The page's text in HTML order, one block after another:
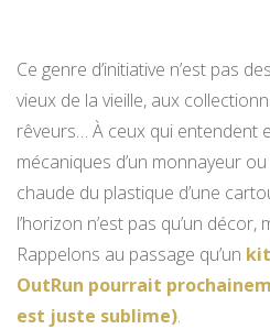
Ce genre d’initiative n’est pas
vieux de la vieille, aux
rêveurs… À ceux qui entendent
mécaniques d’un monnayeur
chaude du plastique d’une
l’horizon n’est pas qu’un
Rappelons au passage qu’un
OutRun pourrait
est juste sublime).